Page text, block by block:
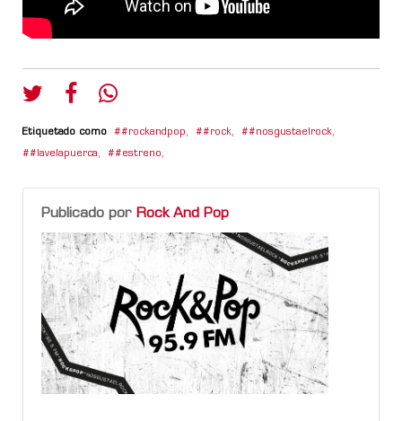
Etiquetado como #rockandpop, #rock, #nosgustaelrock,
#lavelapuerca, #estreno,
Publicado por Rock And Pop